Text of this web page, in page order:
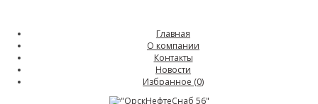
Главная
О компании
Контакты
Новости
Избранное (0)